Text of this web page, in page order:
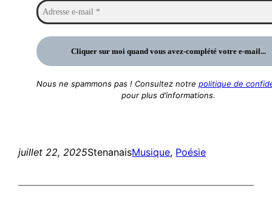
Nous ne spammons pas ! Consultez notrepolitique de
pour plus d’informations.
juillet 22, 2025StenanaisMusique, Poésie